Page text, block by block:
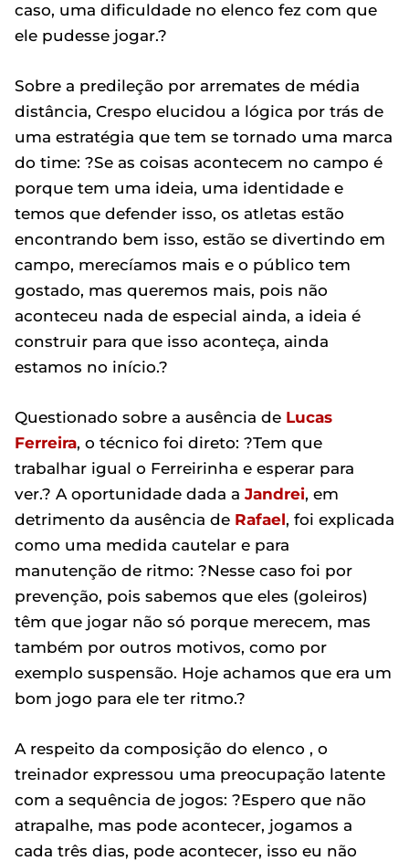
caso, uma dificuldade no elenco fez com que
ele pudesse jogar.?
Sobre a predileção por arremates de média
distância, Crespo elucidou a lógica por trás de
uma estratégia que tem se tornado uma marca
do time: ?Se as coisas acontecem no campo é
porque tem uma ideia, uma identidade e
temos que defender isso, os atletas estão
encontrando bem isso, estão se divertindo em
campo, merecíamos mais e o público tem
gostado, mas queremos mais, pois não
aconteceu nada de especial ainda, a ideia é
construir para que isso aconteça, ainda
estamos no início.?
Questionado sobre a ausência de Lucas
Ferreira, o técnico foi direto: ?Tem que
trabalhar igual o Ferreirinha e esperar para
ver.? A oportunidade dada a Jandrei, em
detrimento da ausência de Rafael, foi explicada
como uma medida cautelar e para
manutenção de ritmo: ?Nesse caso foi por
prevenção, pois sabemos que eles (goleiros)
têm que jogar não só porque merecem, mas
também por outros motivos, como por
exemplo suspensão. Hoje achamos que era um
bom jogo para ele ter ritmo.?
A respeito da composição do elenco , o
treinador expressou uma preocupação latente
com a sequência de jogos: ?Espero que não
atrapalhe, mas pode acontecer, jogamos a
cada três dias, pode acontecer, isso eu não